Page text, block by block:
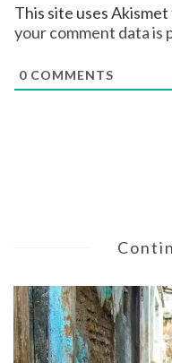
This site uses
your comment data is
0 COMMENTS